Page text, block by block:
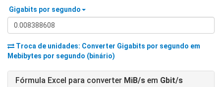
Gigabits por segundo
Troca de unidades: Converter Gigabits por segundo em
Mebibytes por segundo (binário)
Fórmula Excel para converter MiB/s em Gbit/s